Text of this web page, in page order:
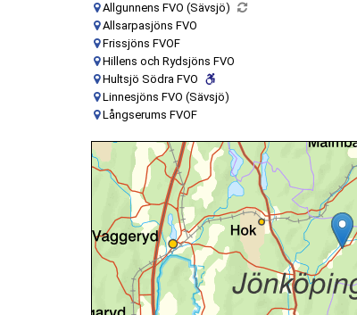
Allgunnens FVO (Sävsjö)
Allsarpasjöns FVO
Frissjöns FVOF
Hillens och Rydsjöns FVO
Hultsjö Södra FVO
Linnesjöns FVO (Sävsjö)
Långserums FVOF